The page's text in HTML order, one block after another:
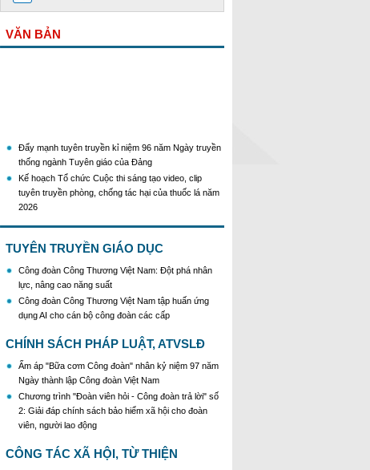
VĂN BẢN
thống ngành Tuyên giáo của Đảng
Kế hoạch Tổ chức Cuộc thi sáng tạo video, clip
tuyên truyền phòng, chống tác hại của thuốc lá năm
2026
hiện Chỉ thị số 58/CT-TW ngày 10/01/2026 của Ban
Bí thư TW Đảng về "Tăng cường sự lãnh đạo của
Đảng đối với công tác truyên truyền,giáo dục chính
trị,tư tưởng,pháp luật cho công nhân trong tình hình
mới"
Triển khai thực hiện Hướng dẫn số 28/HD-
BTGDVTW về xác định, lựa chọn ngày truyền thống,
máy của hệ thống chính trị
Triển khai truyền thông "Chiến dịch 500 ngày đêm
đẩy mạnh thực hiện tìm kiếm, quy tập và xác định
danh tính hài cốt liệt sĩ"
Hướng dẫn tuyên truyền kỷ niệm 97 năm Ngày
thành lập Công đoàn Việt Nam (28/7/1929 -
Khẩu hiệu tuyên truyền trong nhiệm kỳ Đại hội XIV
TUYÊN TRUYỀN GIÁO DỤC
Công đoàn Công Thương Việt Nam: Đột phá nhân
lực, nâng cao năng suất
Công đoàn Công Thương Việt Nam tập huấn ứng
dụng AI cho cán bộ công đoàn các cấp
CHÍNH SÁCH PHÁP LUẬT, ATVSLĐ
Ấm áp "Bữa cơm Công đoàn" nhân kỷ niệm 97 năm
Ngày thành lập Công đoàn Việt Nam
Chương trình "Đoàn viên hỏi - Công đoàn trả lời" số
2: Giải đáp chính sách bảo hiểm xã hội cho đoàn
viên, người lao động
CÔNG TÁC XÃ HỘI, TỪ THIỆN